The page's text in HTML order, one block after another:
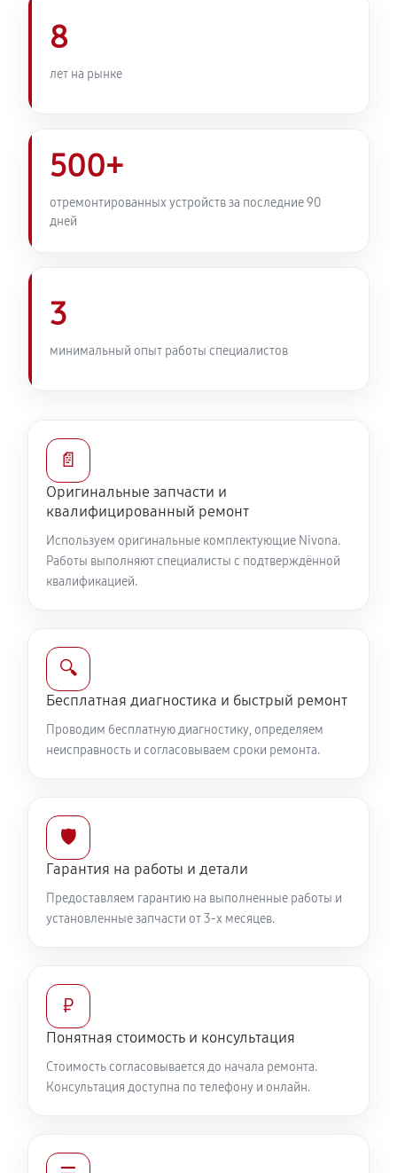
8
лет на рынке
500+
отремонтированных устройств за последние 90
дней
3
минимальный опыт работы специалистов
📄
Оригинальные запчасти и
квалифицированный ремонт
Используем оригинальные комплектующие Nivona.
Работы выполняют специалисты с подтверждённой
квалификацией.
🔍
Бесплатная диагностика и быстрый ремонт
Проводим бесплатную диагностику, определяем
неисправность и согласовываем сроки ремонта.
🛡️
Гарантия на работы и детали
Предоставляем гарантию на выполненные работы и
установленные запчасти от 3-х месяцев.
₽
Понятная стоимость и консультация
Стоимость согласовывается до начала ремонта.
Консультация доступна по телефону и онлайн.